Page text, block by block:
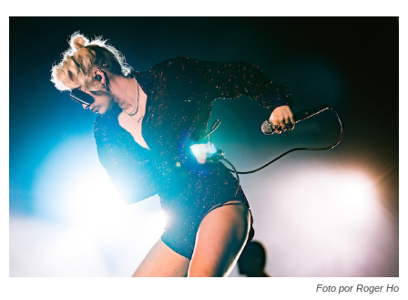
Foto por Roger Ho